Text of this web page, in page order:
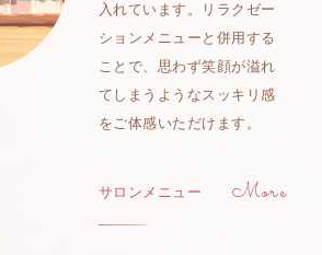
入れています。リラクゼー
ションメニューと併用する
ことで、思わず笑顔が溢れ
てしまうようなスッキリ感
をご体感いただけます。
サロンメニュー